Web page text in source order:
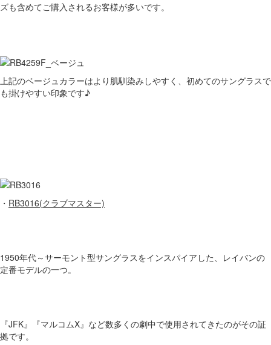
ズも含めてご購入されるお客様が多いです。
上記のベージュカラーはより肌馴染みしやすく、初めてのサングラスで
も掛けやすい印象です♪
・ RB3016(クラブマスター)
1950年代～サーモント型サングラスをインスパイアした、レイバンの
定番モデルの一つ。
『JFK』『マルコムX』など数多くの劇中で使用されてきたのがその証
拠です。